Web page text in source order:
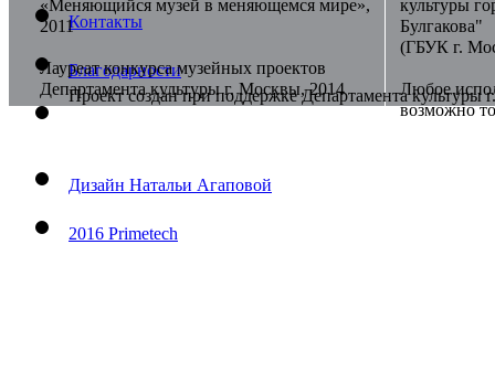
Контакты
Благодарности
Проект создан при поддержке Департамента
Дизайн Натальи Агаповой
2016 Primetech
«Меняющийся музей в меняющемся мире»,
2011
Лауреат конкурса музейных проектов
Департамента культуры г. Москвы, 2014
культуры
Булгакова"
(ГБУК г.
Любое
возможно